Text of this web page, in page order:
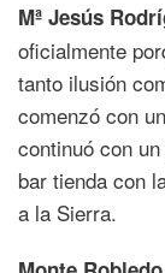
Mª Jesús
oficialmente
tanto ilusión
comenzó con
continuó con
bar tienda con
a la Sierra.